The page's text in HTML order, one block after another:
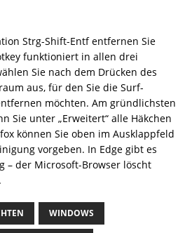
Strg-Shift-Entf entfernen Sie
funktioniert in allen drei
Sie nach dem Drücken des
aus, für den Sie die Surf-
möchten. Am gründlichsten
Sie unter „Erweitert“ alle Häkchen
können Sie oben im Ausklappfeld
vorgeben. In Edge gibt es
– der Microsoft-Browser löscht
WINDOWS